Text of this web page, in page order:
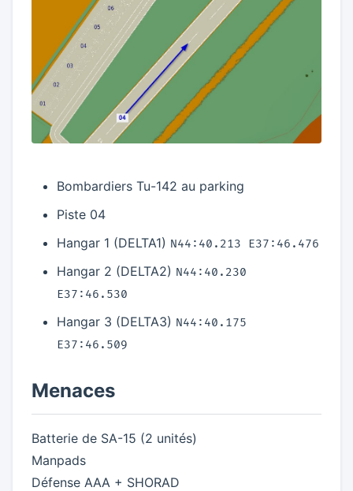
Bombardiers Tu-142 au parking
Piste 04
Hangar 1 (DELTA1) N44:40.213 E37:46.476
Hangar 2 (DELTA2) N44:40.230
E37:46.530
Hangar 3 (DELTA3) N44:40.175
E37:46.509
Menaces
Batterie de SA-15 (2 unités)
Manpads
Défense AAA + SHORAD